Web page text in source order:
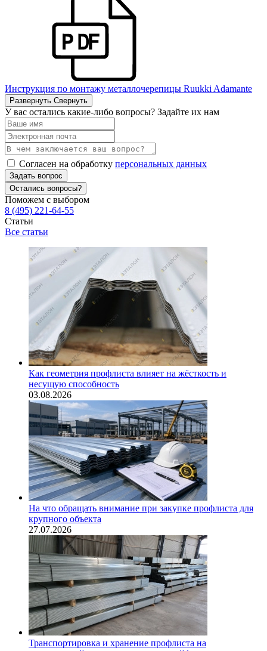
Инструкция по монтажу металлочерепицы Ruukki Adamante
Развернуть Свернуть
У вас остались какие-либо вопросы? Задайте их нам
Согласен на обработку персональных данных
Задать вопрос
Остались вопросы?
Поможем с выбором
8 (495) 221-64-55
Статьи
Все статьи
Как геометрия профлиста влияет на жёсткость и
несущую способность
03.08.2026
На что обращать внимание при закупке профлиста для
крупного объекта
27.07.2026
Транспортировка и хранение профлиста на